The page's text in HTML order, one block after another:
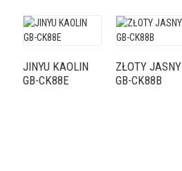
JINYU KAOLIN
GB-CK88E
ZŁOTY JASNY
GB-CK88B